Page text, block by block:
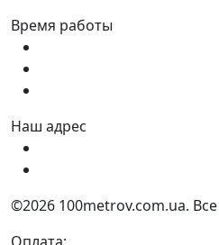
Время работы
Наш адрес
©2026 100metrov.com.ua.